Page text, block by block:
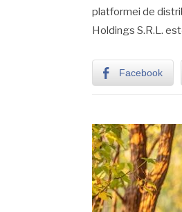
platformei de
Holdings S.R.L.
Facebook